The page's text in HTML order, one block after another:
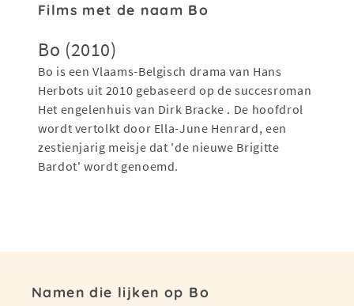
Films met de naam Bo
Bo (2010)
Bo is een Vlaams-Belgisch drama van Hans
Herbots uit 2010 gebaseerd op de succesroman
Het engelenhuis van Dirk Bracke . De hoofdrol
wordt vertolkt door Ella-June Henrard, een
zestienjarig meisje dat 'de nieuwe Brigitte
Bardot' wordt genoemd.
Namen die lijken op Bo